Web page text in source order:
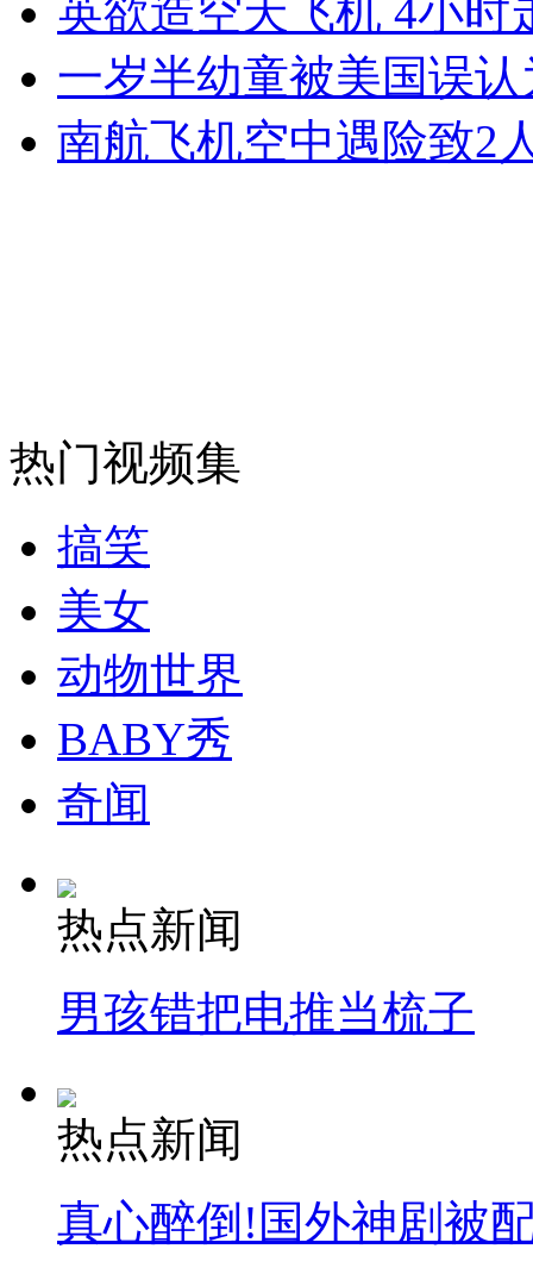
无痛分娩是否安全 医生回应
外交部：反对强权政治霸凌主义
走！跟着总书记去植树
消防员救轻生者
司机酒驾遇交警 急速倒车逃窜
英欲造空天飞机 4小时
一岁半幼童被美国误
南航飞机空中遇险致2
热门视频集
搞笑
美女
动物世界
BABY秀
奇闻
热点新闻
男孩错把电推当梳子
热点新闻
真心醉倒!国外神剧被